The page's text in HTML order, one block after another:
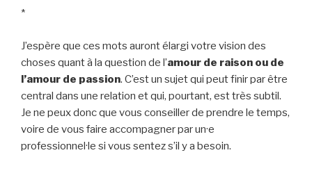
*
J’espère que ces mots auront élargi votre vision des
choses quant à la question de l’amour de raison ou de
l’amour de passion. C’est un sujet qui peut finir par être
central dans une relation et qui, pourtant, est très subtil.
Je ne peux donc que vous conseiller de prendre le temps,
voire de vous faire accompagner par un·e
professionnel·le si vous sentez s’il y a besoin.